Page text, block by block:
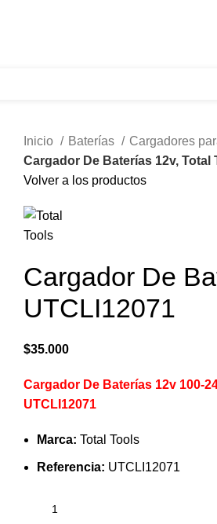
Inicio Baterías
Cargadores
Cargador De Baterías 12v, Total
Volver a los productos
Cargador De
UTCLI12071
$35.000
Cargador De Baterías 12v 100-
UTCLI12071
Marca: Total Tools
Referencia: UTCLI12071